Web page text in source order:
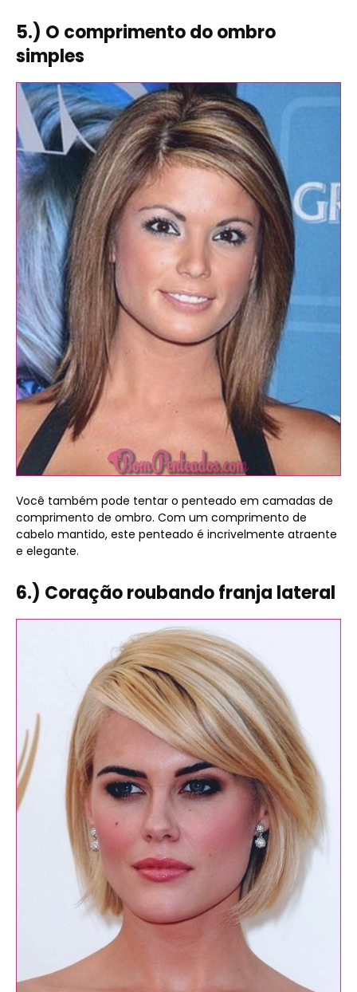
5.) O comprimento do ombro
simples
Você também pode tentar o penteado em camadas de
comprimento de ombro. Com um comprimento de
cabelo mantido, este penteado é incrivelmente atraente
e elegante.
6.) Coração roubando franja lateral